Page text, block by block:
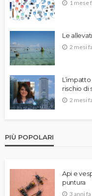
1 mese
Le
2 mesi fa
rischio di
2 mesi fa
PIÙ POPOLARI
Api e
puntura
3 anni fa